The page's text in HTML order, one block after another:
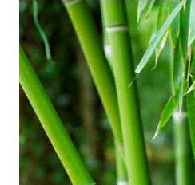
unen por la pestaña pequeña Con
botellas Una grapa por cada lado
por grapas Se sella con silicona
Sellamiento por silicona Finalmente
de tejas y se unen en filas, luego se